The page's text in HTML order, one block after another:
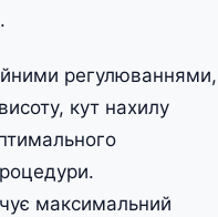
регулюваннями,
кут нахилу
максимальний